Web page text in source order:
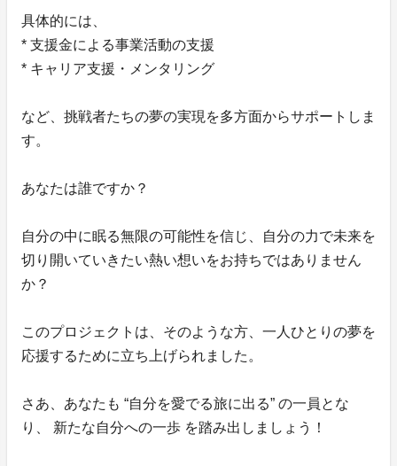
具体的には、
* 支援金による事業活動の支援
* キャリア支援・メンタリング
など、挑戦者たちの夢の実現を多方面からサポートしま
す。
あなたは誰ですか？
自分の中に眠る無限の可能性を信じ、自分の力で未来を
切り開いていきたい熱い想いをお持ちではありません
か？
このプロジェクトは、そのような方、一人ひとりの夢を
応援するために立ち上げられました。
さあ、あなたも “自分を愛でる旅に出る” の一員とな
り、 新たな自分への一歩 を踏み出しましょう！